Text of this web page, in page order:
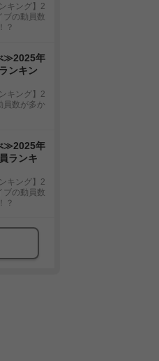
キング】2
ブの動員数
？
≫2025年
ンキン
キング】2
員数が多か
≫2025年
ランキ
キング】2
ブの動員数
？